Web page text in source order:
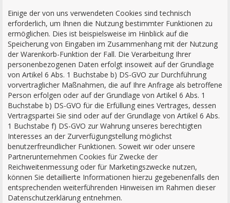
Einige der von uns verwendeten Cookies sind technisch
erforderlich, um Ihnen die Nutzung bestimmter Funktionen zu
ermöglichen. Dies ist beispielsweise im Hinblick auf die
Speicherung von Eingaben im Zusammenhang mit der Nutzung
der Warenkorb-Funktion der Fall. Die Verarbeitung Ihrer
personenbezogenen Daten erfolgt insoweit auf der Grundlage
von Artikel 6 Abs. 1 Buchstabe b) DS-GVO zur Durchführung
vorvertraglicher Maßnahmen, die auf Ihre Anfrage als betroffene
Person erfolgen oder auf der Grundlage von Artikel 6 Abs. 1
Buchstabe b) DS-GVO für die Erfüllung eines Vertrages, dessen
Vertragspartei Sie sind oder auf der Grundlage von Artikel 6 Abs.
1 Buchstabe f) DS-GVO zur Wahrung unseres berechtigten
Interesses an der Zurverfügungstellung möglichst
benutzerfreundlicher Funktionen. Soweit wir oder unsere
Partnerunternehmen Cookies für Zwecke der
Reichweitenmessung oder für Marketingszwecke nutzen,
können Sie detaillierte Informationen hierzu gegebenenfalls den
entsprechenden weiterführenden Hinweisen im Rahmen dieser
Datenschutzerklärung entnehmen.